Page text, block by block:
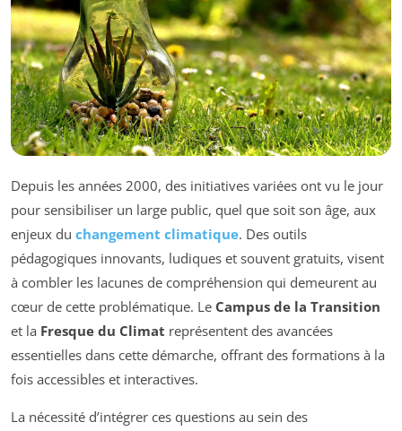
Depuis les années 2000, des initiatives variées ont vu le jour
pour sensibiliser un large public, quel que soit son âge, aux
enjeux du changement climatique. Des outils
pédagogiques innovants, ludiques et souvent gratuits, visent
à combler les lacunes de compréhension qui demeurent au
cœur de cette problématique. Le Campus de la Transition
et la Fresque du Climat représentent des avancées
essentielles dans cette démarche, offrant des formations à la
fois accessibles et interactives.
La nécessité d’intégrer ces questions au sein des